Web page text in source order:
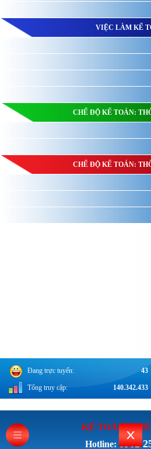
VIỆC LÀM KẾ
CHẾ ĐỘ KẾ TOÁN:
CHẾ ĐỘ KẾ TOÁN:
Đang trực tuyến: 43
Tổng truy cập: 140.342.433
KẾ TOÁN THI
Hotline: 0962